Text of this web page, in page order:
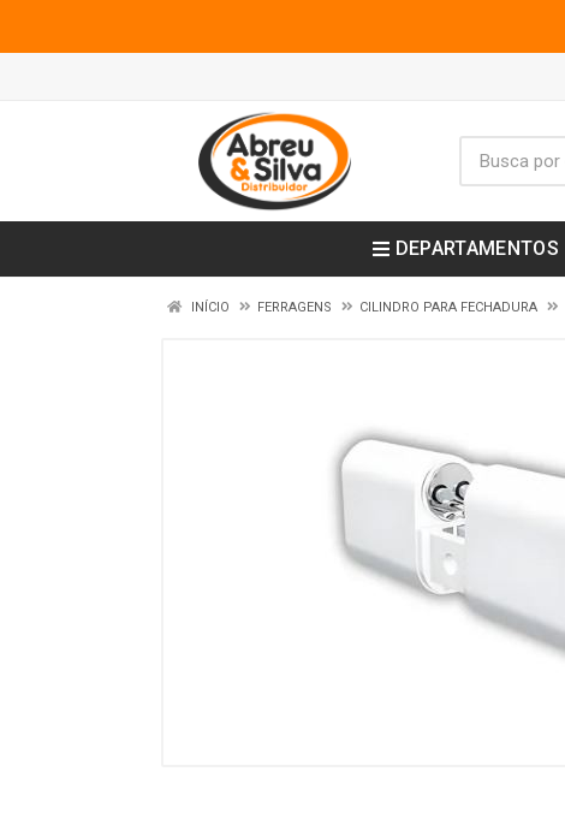
DEPARTAMENTOS
INÍCIO FERRAGENS CILINDRO PARA FECHADURA